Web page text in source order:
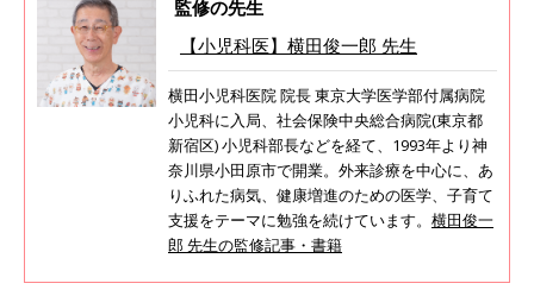
監修の先生
【小児科医】横田俊一郎 先生
横田小児科医院 院長 東京大学医学部付属病院
小児科に入局、社会保険中央総合病院(東京都
新宿区) 小児科部長などを経て、1993年より神
奈川県小田原市で開業。外来診療を中心に、あ
りふれた病気、健康増進のための医学、子育て
支援をテーマに勉強を続けています。 横田俊一
郎 先生の監修記事・書籍